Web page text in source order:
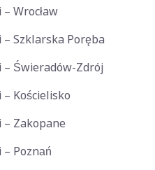
Wrocław
Szklarska Poręba
Świeradów-Zdrój
Kościelisko
Zakopane
Poznań